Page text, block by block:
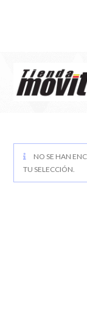
NO SE HAN
TU SELECCIÓN.